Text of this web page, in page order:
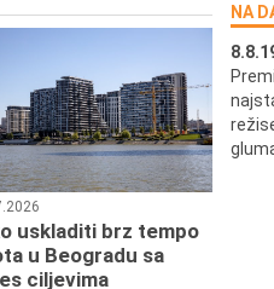
uskladiti brz tempo
u Beogradu sa
ciljevima
NA
je Dejan Kosanović,
filma, filmski reditelj,
i dekan Fakulteta dramskih
u Beogradu.